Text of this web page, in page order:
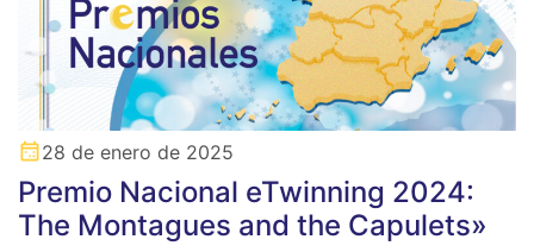
28 de enero de 2025
Premio Nacional eTwinning 2024:
The Montagues and the Capulets»